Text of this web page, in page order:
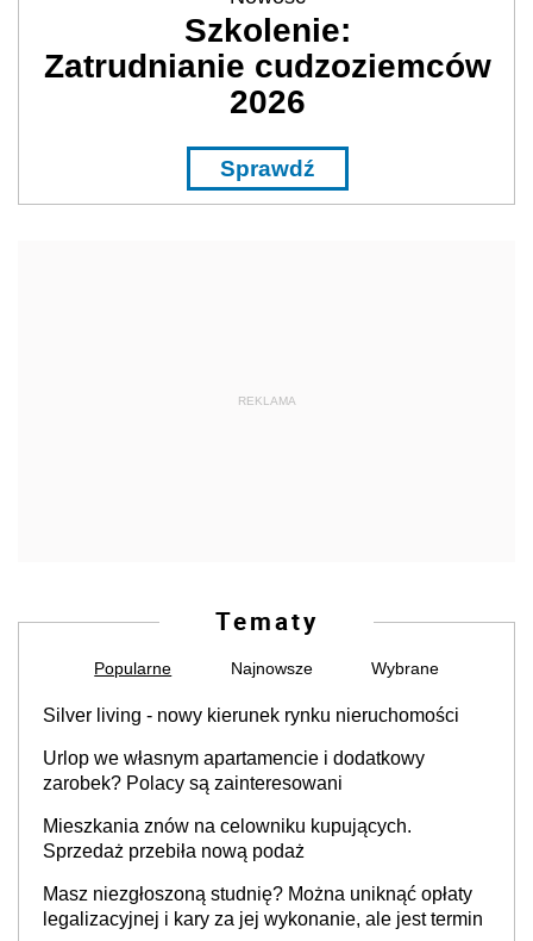
Szkolenie:
Zatrudnianie cudzoziemców
2026
Sprawdź
REKLAMA
Tematy
Popularne Najnowsze Wybrane
Silver living - nowy kierunek rynku nieruchomości
Urlop we własnym apartamencie i dodatkowy
zarobek? Polacy są zainteresowani
Mieszkania znów na celowniku kupujących.
Sprzedaż przebiła nową podaż
Masz niezgłoszoną studnię? Można uniknąć opłaty
legalizacyjnej i kary za jej wykonanie, ale jest termin